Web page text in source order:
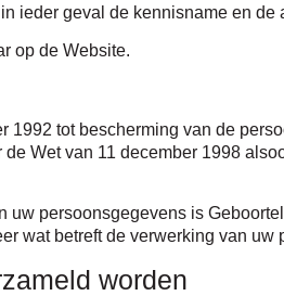
ieder geval de kennisname en
op de Website.
1992 tot bescherming van de
Wet van 11 december 1998
uw persoonsgegevens is
wat betreft de verwerking van uw
worden